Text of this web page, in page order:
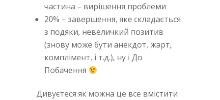
частина – вирішення проблеми
20% – завершення, яке складається
з подяки, невеличкий позитив
(знову може бути анекдот, жарт,
комплімент, і т.д.), ну і До
Побачення
Дивуєтеся як можна це все вмістити